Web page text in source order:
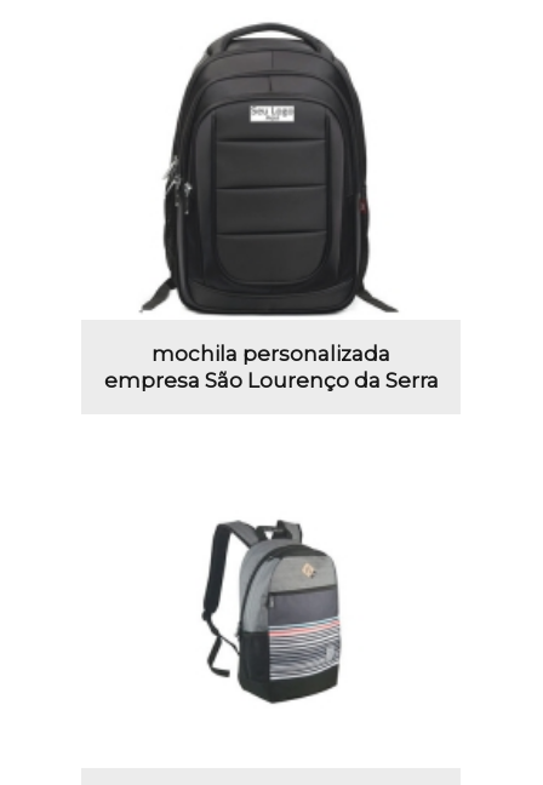
mochila personalizada
empresa São Lourenço da Serra